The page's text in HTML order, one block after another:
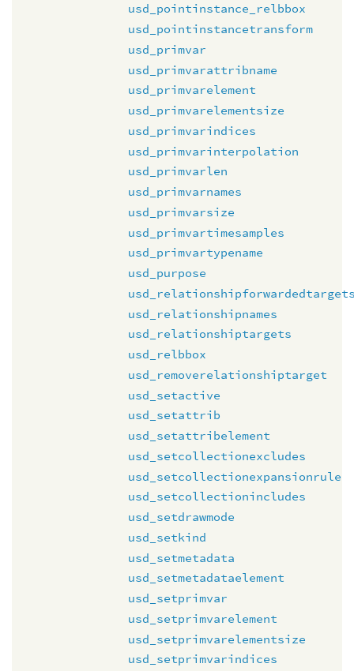
usd_pointinstance_relbbox
usd_pointinstancetransform
usd_primvar
usd_primvarattribname
usd_primvarelement
usd_primvarelementsize
usd_primvarindices
usd_primvarinterpolation
usd_primvarlen
usd_primvarnames
usd_primvarsize
usd_primvartimesamples
usd_primvartypename
usd_purpose
usd_relationshipnames
usd_relationshiptargets
usd_relbbox
usd_removerelationshiptarget
usd_setactive
usd_setattrib
usd_setattribelement
usd_setcollectionexcludes
usd_setcollectionexpansionrule
usd_setcollectionincludes
usd_setdrawmode
usd_setkind
usd_setmetadata
usd_setmetadataelement
usd_setprimvar
usd_setprimvarelement
usd_setprimvarelementsize
usd_setprimvarindices